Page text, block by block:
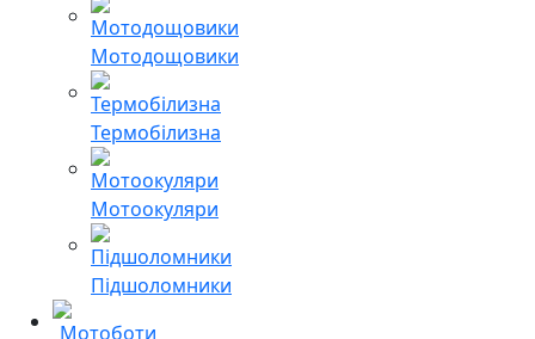
Мотодощовики
Термобілизна
Мотоокуляри
Підшоломники